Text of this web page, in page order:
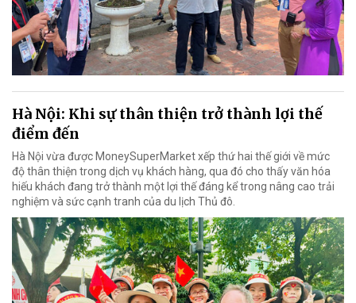
Hà Nội: Khi sự thân thiện trở thành lợi thế
điểm đến
Hà Nội vừa được MoneySuperMarket xếp thứ hai thế giới về mức
độ thân thiện trong dịch vụ khách hàng, qua đó cho thấy văn hóa
hiếu khách đang trở thành một lợi thế đáng kể trong nâng cao trải
nghiệm và sức cạnh tranh của du lịch Thủ đô.